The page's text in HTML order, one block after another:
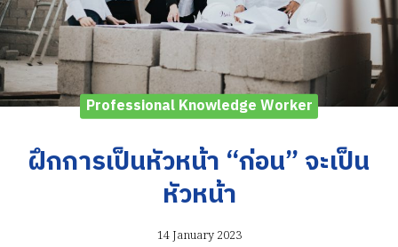
Professional Knowledge Worker
ฝึกการเป็นหัวหน้า “ก่อน” จะเป็น
หัวหน้า
14 January 2023